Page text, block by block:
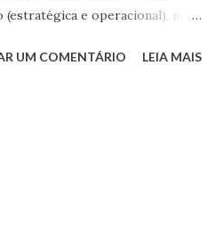
(estratégica e operacional), mas
irá agregar ao governo.
limites e buscar as
uma nova
construção do laboratório,
UM COMENTÁRIO LEIA MAIS